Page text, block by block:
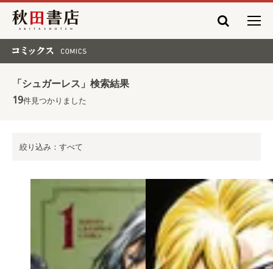
秋田書店
「シュガーレス」検索結果
19件見つかりました
絞り込み：すべて